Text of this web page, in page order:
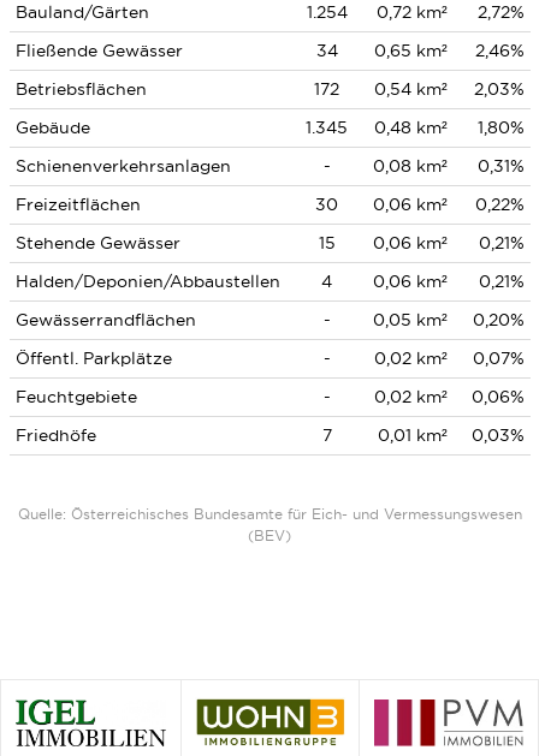
Bauland/Gärten 1.254 0,72 km²
2,72%
Fließende Gewässer
34 0,65 km²
2,46%
Betriebsflächen
172 0,54 km²
2,03%
Gebäude
1.345 0,48 km²
1,80%
Schienenverkehrsanlagen
- 0,08 km²
0,31%
Freizeitflächen
30 0,06 km²
0,22%
Stehende Gewässer
15 0,06 km²
0,21%
Halden/Deponien/Abbaustellen
4 0,06 km²
0,21%
Gewässerrandflächen
- 0,05 km²
0,20%
Öffentl. Parkplätze
- 0,02 km²
0,07%
Feuchtgebiete
- 0,02 km²
0,06%
Friedhöfe
7 0,01 km² 0,03%
Quelle: Österreichisches Bundesamte für Eich- und Vermessungswesen
(BEV)